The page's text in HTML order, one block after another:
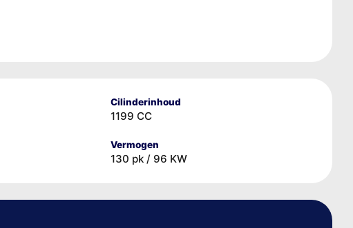
Cilinderinhoud
1199 CC
Vermogen
130 pk / 96 KW